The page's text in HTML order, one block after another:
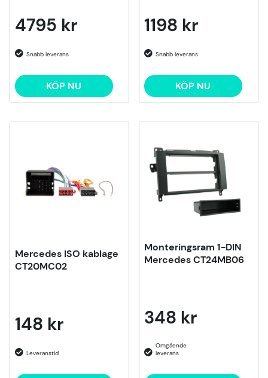
4795 kr
KÖP NU
1198 kr
KÖP NU
Mercedes ISO kablage
CT20MC02
148 kr
Monteringsram 1-DIN
Mercedes CT24MB06
348 kr